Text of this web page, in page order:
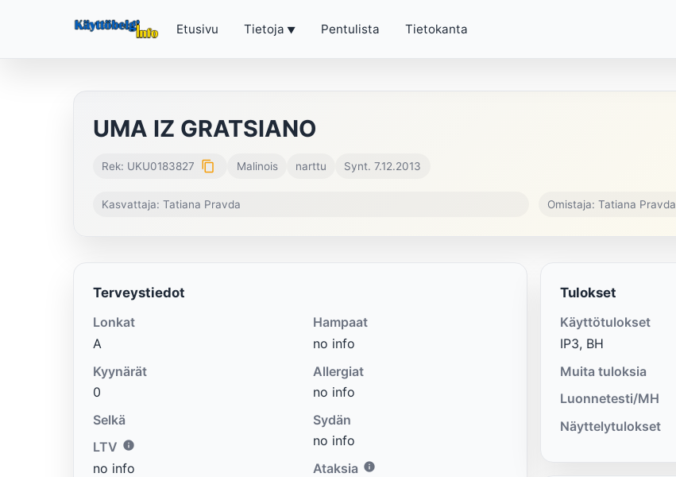
Etusivu Tietoja Pentulista Tietokanta
UMA IZ GRATSIANO
Rek: UKU0183827 content_copy Malinois narttu Synt. 7.12.2013
Kasvattaja: Tatiana Pravda Omistaja: Tatiana Pravda
Terveystiedot
Lonkat
A
Kyynärät
0
Selkä
LTV
no info
Hampaat
no info
Allergiat
no info
Sydän
no info
Ataksia
Tulokset
Käyttötulokset
IP3, BH
Muita tuloksia
Luonnetesti/MH
Näyttelytulokset